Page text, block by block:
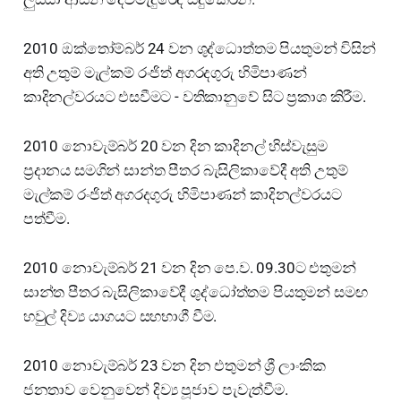
2010 ඔක්තෝම්බර් 24 වන ශුද්ධොත්තම පියතුමන් විසින්
අති උතුම් මැල්කම් රංජිත් අගරදගුරු හිමිපාණන්
කාදිනල්වරයට එසවීමට - වතිකානුවේ සිට ප්‍රකාශ කිරීම.
2010 නොවැම්බර් 20 වන දින කාදිනල් හිස්වැසුම
ප්‍රදානය සමගින් සාන්ත පීතර බැසිලිකාවේදී අති උතුම්
මැල්කම් රංජිත් අගරදගුරු හිමිපාණන් කාදිනල්වරයට
පත්වීම.
2010 නොවැම්බර් 21 වන දින පෙ.ව. 09.30ට එතුමන්
සාන්ත පීතර බැසිලිකාවේදී ශුද්ධෝත්තම පියතුමන් සමඟ
හවුල් දිව්‍ය යාගයට සහභාගී වීම.
2010 නොවැම්බර් 23 වන දින එතුමන් ශ්‍රී ලාංකික
ජනතාව වෙනුවෙන් දිව්‍ය පූජාව පැවැත්වීම.